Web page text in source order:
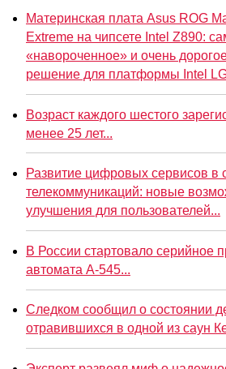
Материнская плата Asus ROG
Extreme на чипсете Intel Z890:
«навороченное» и очень
решение для платформы Intel
Возраст каждого шестого
менее 25 лет...
Развитие цифровых сервисов в
телекоммуникаций: новые
улучшения для пользователей...
В России стартовало серийное
автомата А-545...
Следком сообщил о состоянии
отравившихся в одной из саун